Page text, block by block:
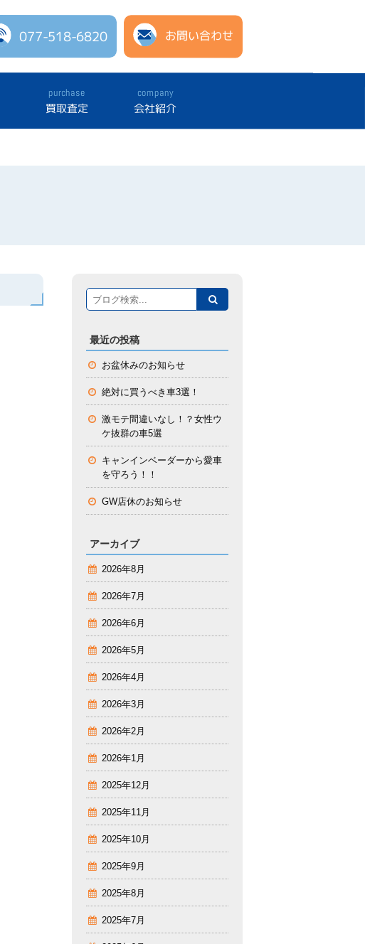
077-518-6820 お問い合わせ
purchase
買取査定
company
会社紹介
最近の投稿
お盆休みのお知らせ
絶対に買うべき車3選！
激モテ間違いなし！？女性ウ
ケ抜群の車5選
キャンインベーダーから愛車
を守ろう！！
GW店休のお知らせ
アーカイブ
2026年8月
2026年7月
2026年6月
2026年5月
2026年4月
2026年3月
2026年2月
2026年1月
2025年12月
2025年11月
2025年10月
2025年9月
2025年8月
2025年7月